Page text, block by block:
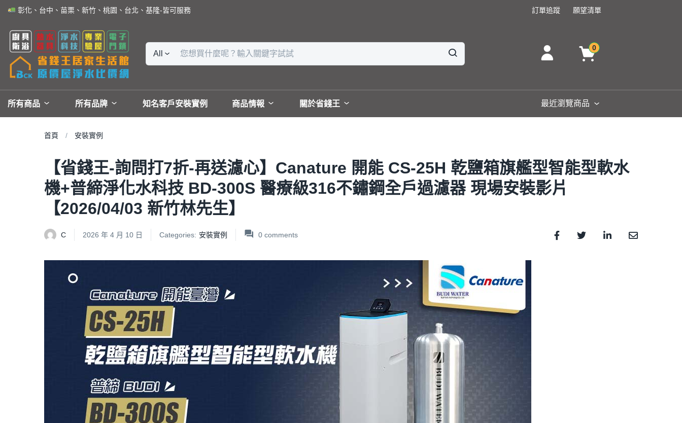
彰化、台中、苗栗、新竹、桃園、台北、基隆-皆可服務 訂單追蹤 願望清單
All
0
所有商品 所有品牌 知名客戶安裝實例 商品情報 關於省錢王 最近瀏覽商品
首頁 安裝實例
【省錢王-詢問打7折-再送濾心】Canature 開能 CS-25H 乾鹽箱旗艦型智能型軟水
機+普締淨化水科技 BD-300S 醫療級316不鏽鋼全戶過濾器 現場安裝影片
【2026/04/03 新竹林先生】
C 2026 年 4 月 10 日 Categories: 安裝實例 0 comments